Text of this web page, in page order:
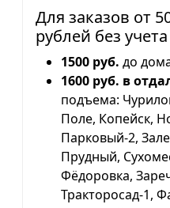
Для заказов от
рублей без
1500 руб. до
1600 руб. в
подъема:
Поле, Копейск,
Парковый-2,
Прудный,
Фёдоровка,
Тракторосад-1,